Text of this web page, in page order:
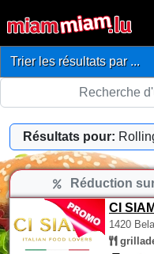
Résultats pour:
Réduction
CI
1420